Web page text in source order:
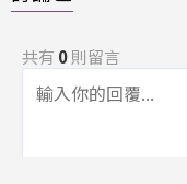
共有 0則留言